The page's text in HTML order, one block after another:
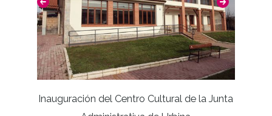
Inauguración del Centro Cultural de la Junta